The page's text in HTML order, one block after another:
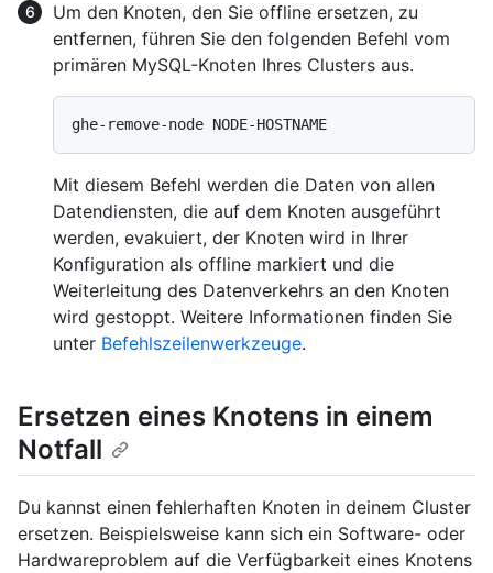
Um den Knoten, den Sie offline ersetzen, zu
entfernen, führen Sie den folgenden Befehl vom
primären MySQL-Knoten Ihres Clusters aus.
Mit diesem Befehl werden die Daten von allen
Datendiensten, die auf dem Knoten ausgeführt
werden, evakuiert, der Knoten wird in Ihrer
Konfiguration als offline markiert und die
Weiterleitung des Datenverkehrs an den Knoten
wird gestoppt. Weitere Informationen finden Sie
unter Befehlszeilenwerkzeuge.
Ersetzen eines Knotens in einem
Notfall
Du kannst einen fehlerhaften Knoten in deinem Cluster
ersetzen. Beispielsweise kann sich ein Software- oder
Hardwareproblem auf die Verfügbarkeit eines Knotens